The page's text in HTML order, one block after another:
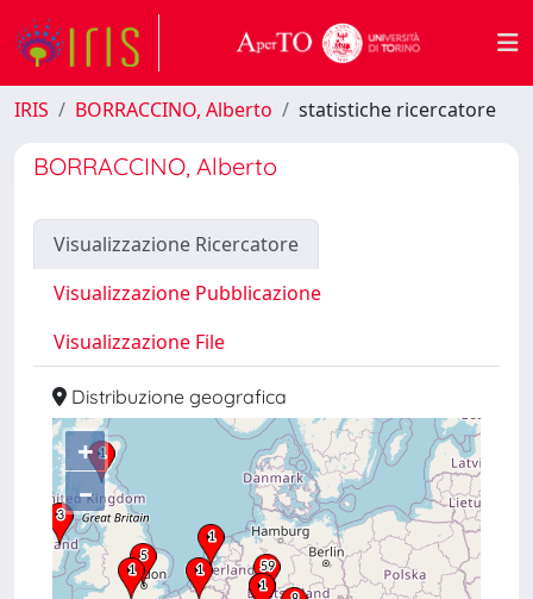
IRIS BORRACCINO, Alberto statistiche ricercatore
BORRACCINO, Alberto
Visualizzazione Ricercatore
Visualizzazione Pubblicazione
Visualizzazione File
Distribuzione geografica
+
–